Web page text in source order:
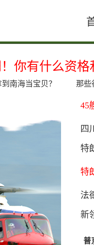
你有什么资
南海当宝贝？ 那些
45
声
四
了
特
脸
特
法
新
普